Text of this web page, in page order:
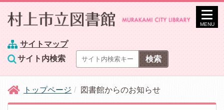
サイトマップ
サイト内検索
MENU
トップページ 図書館からのお知らせ